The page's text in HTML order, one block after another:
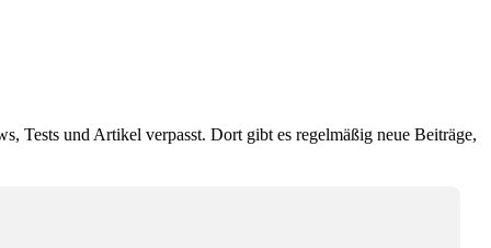
Tests und Artikel verpasst. Dort gibt es regelmäßig neue Beiträge,